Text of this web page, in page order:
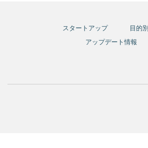
スタートアップ 目的別
アップデート情報